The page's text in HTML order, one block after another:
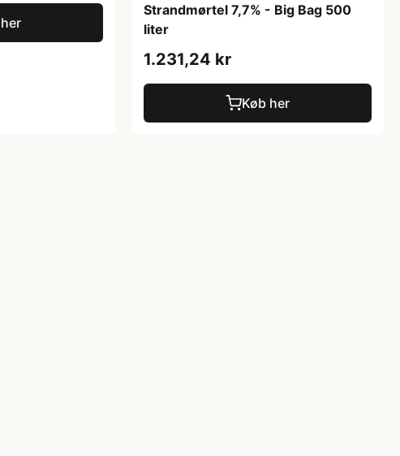
Strandmørtel 7,7% - Big Bag 500
liter
1.231,24 kr
Køb her